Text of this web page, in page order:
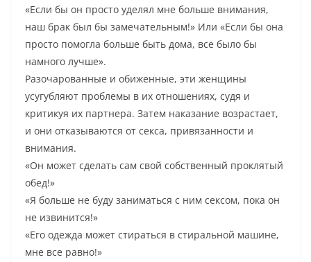
«Если бы он просто уделял мне больше внимания,
наш брак был бы замечательным!» Или «Если бы она
просто помогла больше быть дома, все было бы
намного лучше».
Разочарованные и обиженные, эти женщины
усугубляют проблемы в их отношениях, судя и
критикуя их партнера. Затем наказание возрастает,
и они отказываются от секса, привязанности и
внимания.
«Он может сделать сам свой собственный проклятый
обед!»
«Я больше не буду заниматься с ним сексом, пока он
не извинится!»
«Его одежда может стираться в стиральной машине,
мне все равно!»